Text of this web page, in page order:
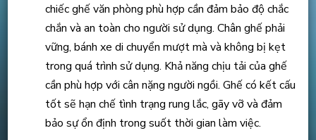
chiếc ghế văn phòng phù hợp cần đảm bảo độ chắc
chắn và an toàn cho người sử dụng. Chân ghế phải
vững, bánh xe di chuyển mượt mà và không bị kẹt
trong quá trình sử dụng. Khả năng chịu tải của ghế
cần phù hợp với cân nặng người ngồi. Ghế có kết cấu
tốt sẽ hạn chế tình trạng rung lắc, gãy vỡ và đảm
bảo sự ổn định trong suốt thời gian làm việc.